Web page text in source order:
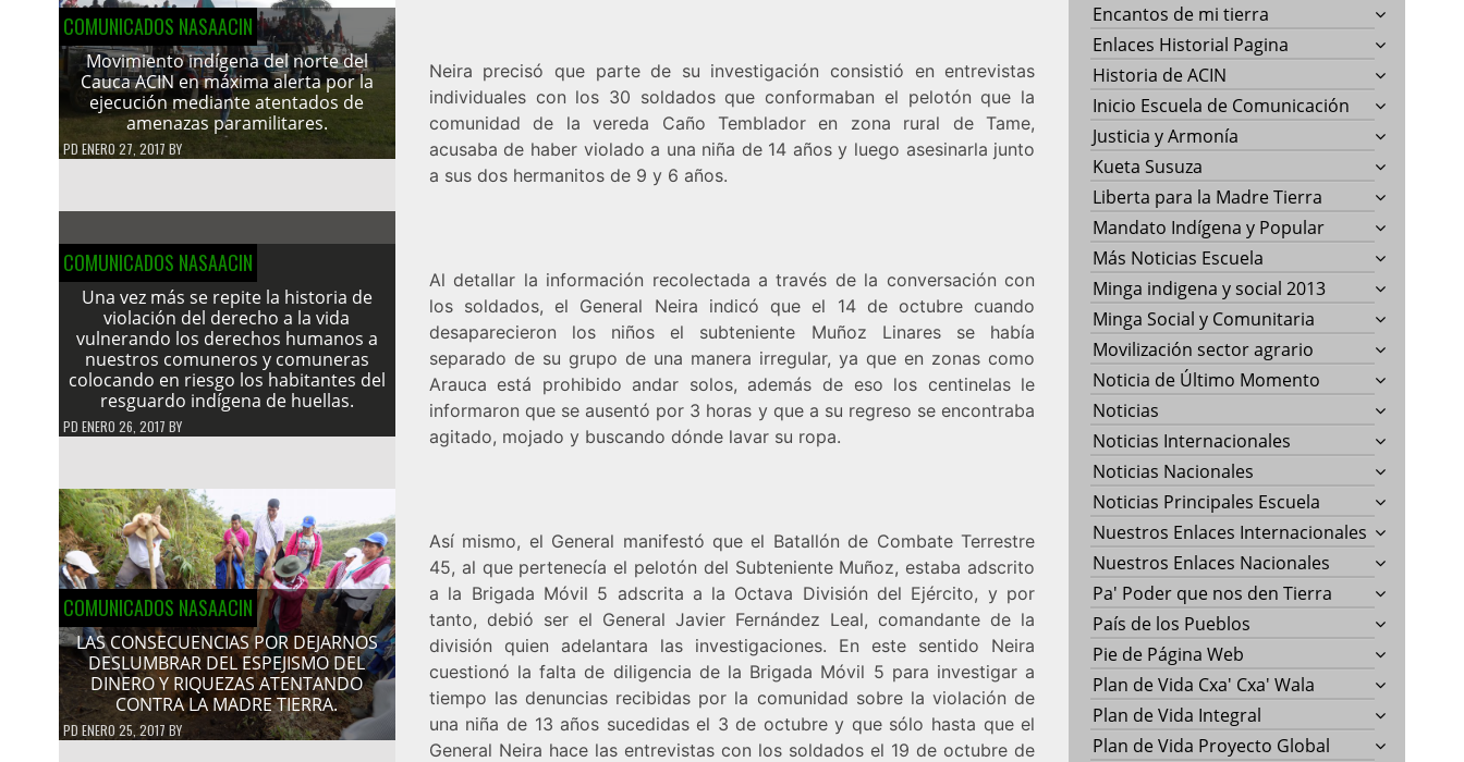
COMUNICADOS NASAACIN
Movimiento indígena del norte del
Cauca ACIN en máxima alerta por la
ejecución mediante atentados de
amenazas paramilitares.
PD ENERO 27, 2017 BY
COMUNICADOS NASAACIN
Una vez más se repite la historia de
violación del derecho a la vida
vulnerando los derechos humanos a
nuestros comuneros y comuneras
colocando en riesgo los habitantes del
resguardo indígena de huellas.
PD ENERO 26, 2017 BY
COMUNICADOS NASAACIN
LAS CONSECUENCIAS POR DEJARNOS
DESLUMBRAR DEL ESPEJISMO DEL
DINERO Y RIQUEZAS ATENTANDO
CONTRA LA MADRE TIERRA.
PDENERO 25, 2017 BY
Neira precisó que parte de su investigación consistió en entrevistas
individuales con los 30 soldados que conformaban el pelotón que la
comunidad de la vereda Caño Temblador en zona rural de Tame,
acusaba de haber violado a una niña de 14 años y luego asesinarla junto
a sus dos hermanitos de 9 y 6 años.
Al detallar la información recolectada a través de la conversación con
los soldados, el General Neira indicó que el 14 de octubre cuando
desaparecieron los niños el subteniente Muñoz Linares se había
separado de su grupo de una manera irregular, ya que en zonas como
Arauca está prohibido andar solos, además de eso los centinelas le
informaron que se ausentó por 3 horas y que a su regreso se encontraba
agitado, mojado y buscando dónde lavar su ropa.
Así mismo, el General manifestó que el Batallón de Combate Terrestre
45, al que pertenecía el pelotón del Subteniente Muñoz, estaba adscrito
a la Brigada Móvil 5 adscrita a la Octava División del Ejército, y por
tanto, debió ser el General Javier Fernández Leal, comandante de la
división quien adelantara las investigaciones. En este sentido Neira
cuestionó la falta de diligencia de la Brigada Móvil 5 para investigar a
tiempo las denuncias recibidas por la comunidad sobre la violación de
una niña de 13 años sucedidas el 3 de octubre y que sólo hasta que el
General Neira hace las entrevistas con los soldados el 19 de octubre de
Encantos de mi tierra
Enlaces Historial Pagina
Historia de ACIN
Inicio Escuela de Comunicación
Justicia y Armonía
Kueta Susuza
Liberta para la Madre Tierra
Mandato Indígena y Popular
Más Noticias Escuela
Minga indigena y social 2013
Minga Social y Comunitaria
Movilización sector agrario
Noticia de Último Momento
Noticias
Noticias Internacionales
Noticias Nacionales
Noticias Principales Escuela
Nuestros Enlaces Internacionales
Nuestros Enlaces Nacionales
Pa' Poder que nos den Tierra
País de los Pueblos
Pie de Página Web
Plan de Vida Cxa' Cxa' Wala
Plan de Vida Integral
Plan de Vida Proyecto Global